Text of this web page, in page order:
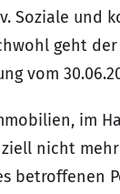
Soziale
geht
vom
im
nicht
betroffenen